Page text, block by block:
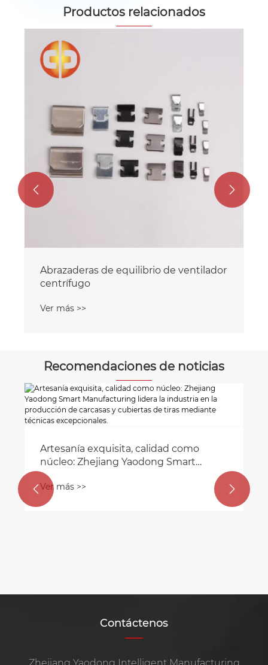
Productos relacionados
Abrazaderas de equilibrio de ventilador
centrífugo
Ver más >>
 
Recomendaciones de noticias
Artesanía exquisita, calidad como
núcleo: Zhejiang Yaodong Smart
Manufacturing lidera la industria en la
producción de carcasas y cubiertas de
tiras mediante técnicas excepcionales.
Ver más >>
 
Contáctenos